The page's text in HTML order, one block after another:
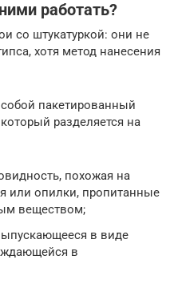
работать?
со штукатуркой: они не
хотя метод нанесения
пакетированный
разделяется на
похожая на
или опилки, пропитанные
веществом;
в виде
в